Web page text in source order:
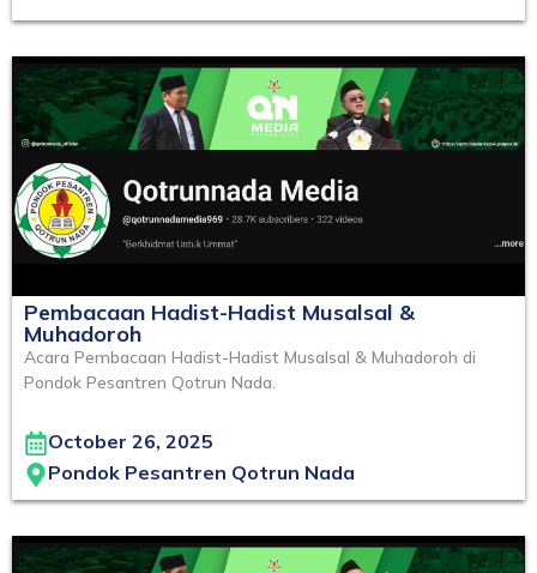
Pembacaan Hadist-Hadist Musalsal &
Muhadoroh
Acara Pembacaan Hadist-Hadist Musalsal & Muhadoroh di
Pondok Pesantren Qotrun Nada.
October 26, 2025
Pondok Pesantren Qotrun Nada